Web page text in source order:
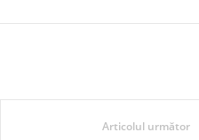
Articolul următor